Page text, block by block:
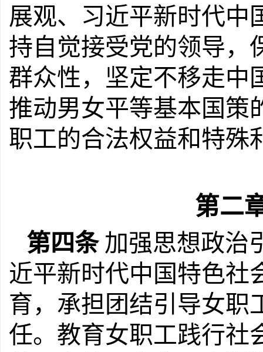
展观、习近平新时代中
持自觉接受党的领导，
群众性，坚定不移走中
推动男女平等基本国策
职工的合法权益和特殊
第二
第四条 加强思想政治
近平新时代中国特色社
育，承担团结引导女职
任。教育女职工践行社